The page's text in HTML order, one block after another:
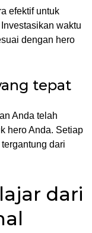
efektif untuk
waktu
dengan hero
tepat
Anda telah
hero Anda. Setiap
dari
dari